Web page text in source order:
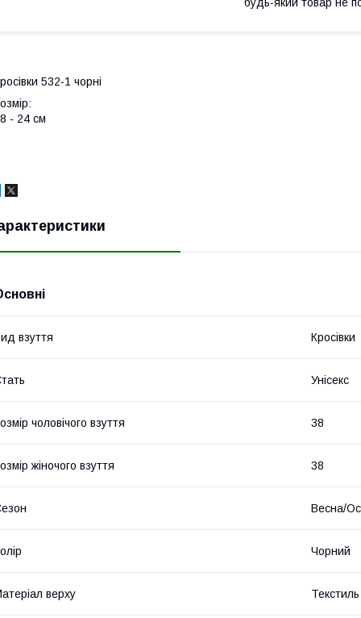
532-1 чорні
- 24 см
взуття Кросівки
Унісекс
чоловічого взуття 38
жіночого взуття 38
Весна/
Чорний
верху Текстиль